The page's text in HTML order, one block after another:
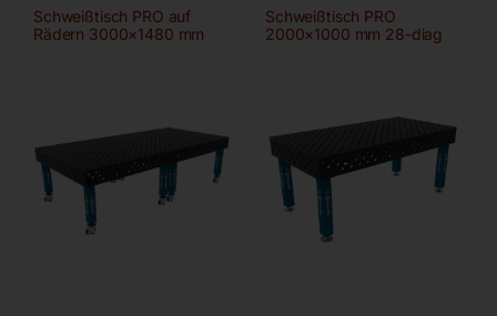
Schweißtisch PRO auf
Rädern 3000×1480 mm
Schweißtisch PRO
2000×1000 mm 28-diag